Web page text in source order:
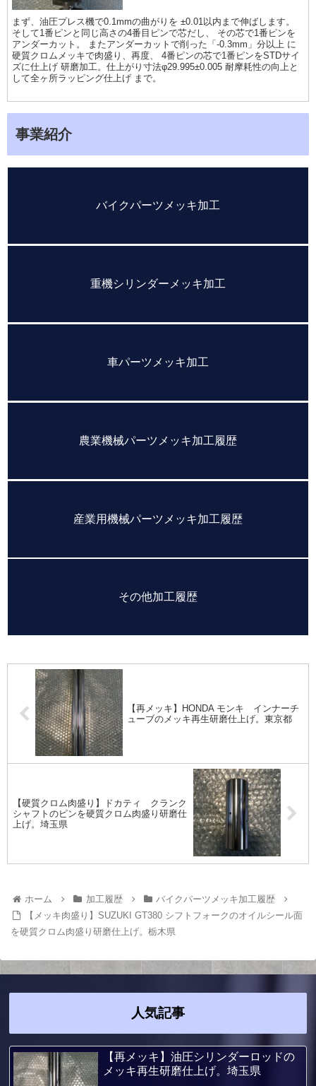
まず、油圧プレス機で0.1mmの曲がりを ±0.01以内まで伸ばします。
そして1番ピンと同じ高さの4番目ピンで芯だし、 その芯で1番ピンを
アンダーカット。 またアンダーカットで削った「-0.3mm」分以上 に
硬質クロムメッキで肉盛り、再度、 4番ピンの芯で1番ピンをSTDサイ
ズに仕上げ 研磨加工。仕上がり寸法φ29.995±0.005 耐摩耗性の向上と
して全ヶ所ラッピング仕上げ まで。
事業紹介
バイクパーツメッキ加工
重機シリンダーメッキ加工
車パーツメッキ加工
農業機械パーツメッキ加工履歴
産業用機械パーツメッキ加工履歴
その他加工履歴
【再メッキ】HONDA モンキ インナーチ
ューブのメッキ再生研磨仕上げ。東京都
【硬質クロム肉盛り】ドカティ クランク
シャフトのピンを硬質クロム肉盛り研磨仕
上げ。埼玉県
ホーム 加工履歴
バイクパーツメッキ加工履歴
【メッキ肉盛り】SUZUKI GT380 シフトフォークのオイルシール面
を硬質クロム肉盛り研磨仕上げ。栃木県
人気記事
【再メッキ】油圧シリンダーロッドの
メッキ再生研磨仕上げ。埼玉県